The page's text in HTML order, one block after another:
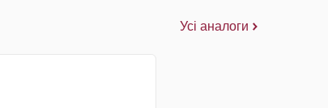
Усі аналоги